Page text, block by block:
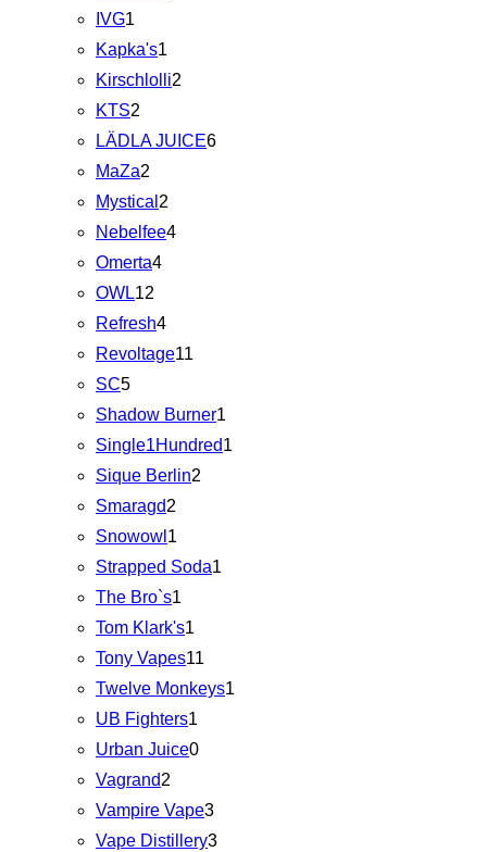
IVG1
Kapka's1
Kirschlolli2
KTS2
LÄDLA JUICE6
MaZa2
Mystical 2
Nebelfee4
Omerta4
OWL12
Refresh4
Revoltage11
SC5
Shadow Burner1
Single1Hundred1
Sique Berlin2
Smaragd2
Snowowl 1
Strapped Soda1
The Bro`s1
Tom Klark's1
Tony Vapes11
Twelve Monkeys1
UB Fighters1
Urban Juice0
Vagrand2
Vampire Vape3
Vape Distillery3